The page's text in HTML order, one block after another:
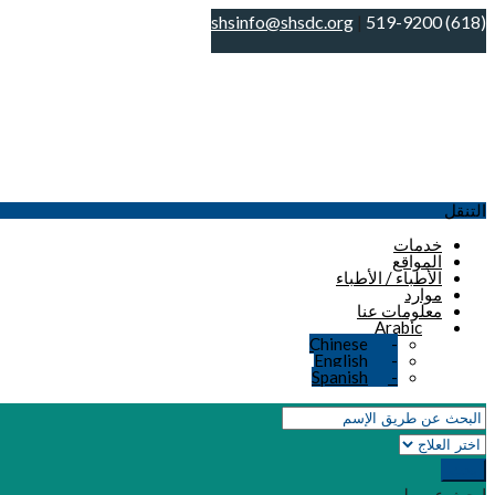
(618) 519-9200
|
shsinfo@shsdc.org
التنقل
خدمات
المواقع
الأطباء / الأطباء
موارد
معلومات عنا
Arabic
-
Chinese
-
English
-
Spanish
المطلوب واتبع الإرشادات الخاصة بمقدم الخدمة